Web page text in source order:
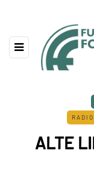
ALTE